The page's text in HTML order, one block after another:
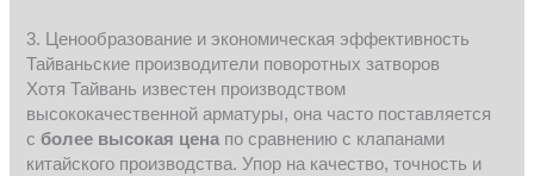
3. Ценообразование и экономическая эффективность
Тайваньские производители поворотных затворов
Хотя Тайвань известен производством
высококачественной арматуры, она часто поставляется
сболее высокая цена по сравнению с клапанами
китайского производства. Упор на качество, точность и